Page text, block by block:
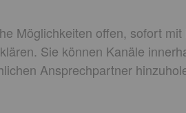
Möglichkeiten offen, sofort
Sie können Kanäle
Ansprechpartner